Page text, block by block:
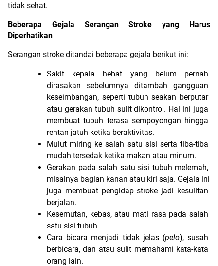
tidak sehat.
Beberapa Gejala Serangan Stroke yang Harus
Diperhatikan
Serangan stroke ditandai beberapa gejala berikut ini:
Sakit kepala hebat yang belum pernah
dirasakan sebelumnya ditambah gangguan
keseimbangan, seperti tubuh seakan berputar
atau gerakan tubuh sulit dikontrol. Hal ini juga
membuat tubuh terasa sempoyongan hingga
rentan jatuh ketika beraktivitas.
Mulut miring ke salah satu sisi serta tiba-tiba
mudah tersedak ketika makan atau minum.
Gerakan pada salah satu sisi tubuh melemah,
misalnya bagian kanan atau kiri saja. Gejala ini
juga membuat pengidap stroke jadi kesulitan
berjalan.
Kesemutan, kebas, atau mati rasa pada salah
satu sisi tubuh.
Cara bicara menjadi tidak jelas (pelo), susah
berbicara, dan atau sulit memahami kata-kata
orang lain.